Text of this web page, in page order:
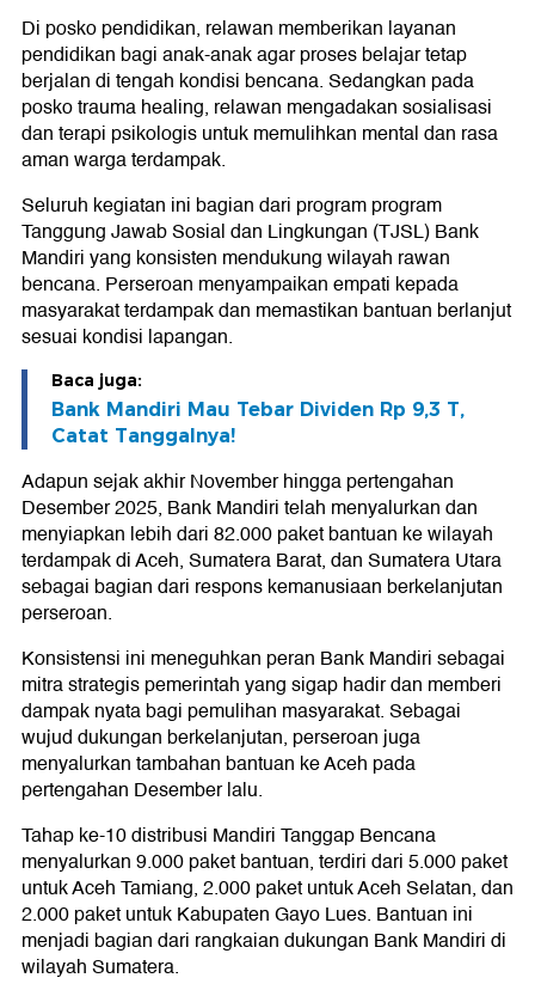
Di posko pendidikan, relawan memberikan layanan
pendidikan bagi anak-anak agar proses belajar tetap
berjalan di tengah kondisi bencana. Sedangkan pada
posko trauma healing, relawan mengadakan sosialisasi
dan terapi psikologis untuk memulihkan mental dan rasa
aman warga terdampak.
Seluruh kegiatan ini bagian dari program program
Tanggung Jawab Sosial dan Lingkungan (TJSL) Bank
Mandiri yang konsisten mendukung wilayah rawan
bencana. Perseroan menyampaikan empati kepada
masyarakat terdampak dan memastikan bantuan berlanjut
sesuai kondisi lapangan.
Baca juga:
Bank Mandiri Mau Tebar Dividen Rp 9,3 T,
Catat Tanggalnya!
Adapun sejak akhir November hingga pertengahan
Desember 2025, Bank Mandiri telah menyalurkan dan
menyiapkan lebih dari 82.000 paket bantuan ke wilayah
terdampak di Aceh, Sumatera Barat, dan Sumatera Utara
sebagai bagian dari respons kemanusiaan berkelanjutan
perseroan.
Konsistensi ini meneguhkan peran Bank Mandiri sebagai
mitra strategis pemerintah yang sigap hadir dan memberi
dampak nyata bagi pemulihan masyarakat. Sebagai
wujud dukungan berkelanjutan, perseroan juga
menyalurkan tambahan bantuan ke Aceh pada
pertengahan Desember lalu.
Tahap ke-10 distribusi Mandiri Tanggap Bencana
menyalurkan 9.000 paket bantuan, terdiri dari 5.000 paket
untuk Aceh Tamiang, 2.000 paket untuk Aceh Selatan, dan
2.000 paket untuk Kabupaten Gayo Lues. Bantuan ini
menjadi bagian dari rangkaian dukungan Bank Mandiri di
wilayah Sumatera.